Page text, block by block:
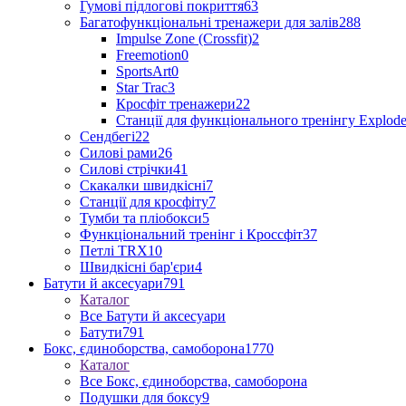
Гумові підлогові покриття63
Багатофункціональні тренажери для залів288
Impulse Zone (Crossfit)2
Freemotion0
SportsArt0
Star Trac3
Кросфіт тренажери22
Станції для функціонального тренінгу Explode
Сендбегі22
Силові рами26
Силові стрічки41
Скакалки швидкісні7
Станції для кросфіту7
Тумби та пліобокси5
Функціональний тренінг і Кроссфіт37
Петлі TRX10
Швидкісні бар'єри4
Батути й аксесуари791
Каталог
Все Батути й аксесуари
Батути791
Бокс, єдиноборства, самоборона1770
Каталог
Все Бокс, єдиноборства, самоборона
Подушки для боксу9